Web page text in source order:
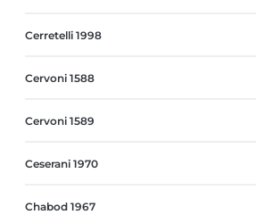
Cerretelli 1998
Cervoni 1588
Cervoni 1589
Ceserani 1970
Chabod 1967